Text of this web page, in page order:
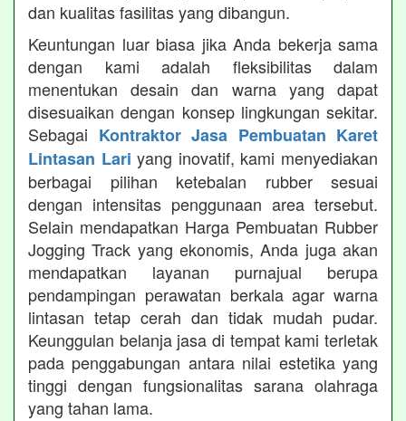
dan kualitas fasilitas yang dibangun.
Keuntungan luar biasa jika Anda bekerja sama
dengan kami adalah fleksibilitas dalam
menentukan desain dan warna yang dapat
disesuaikan dengan konsep lingkungan sekitar.
Sebagai Kontraktor Jasa Pembuatan Karet
Lintasan Lari yang inovatif, kami menyediakan
berbagai pilihan ketebalan rubber sesuai
dengan intensitas penggunaan area tersebut.
Selain mendapatkan Harga Pembuatan Rubber
Jogging Track yang ekonomis, Anda juga akan
mendapatkan layanan purnajual berupa
pendampingan perawatan berkala agar warna
lintasan tetap cerah dan tidak mudah pudar.
Keunggulan belanja jasa di tempat kami terletak
pada penggabungan antara nilai estetika yang
tinggi dengan fungsionalitas sarana olahraga
yang tahan lama.